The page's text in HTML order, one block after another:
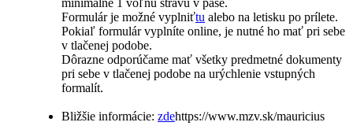
minimálne 1 voľnú stravu v pase.
Formulár je možné vyplniťtu alebo na letisku po prílete.
Pokiaľ formulár vyplníte online, je nutné ho mať pri sebe
v tlačenej podobe.
Dôrazne odporúčame mať všetky predmetné dokumenty
pri sebe v tlačenej podobe na urýchlenie vstupných
formalít.
Bližšie informácie: zdehttps://www.mzv.sk/mauricius